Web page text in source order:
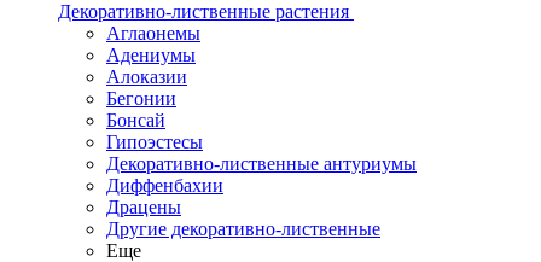
Декоративно-лиственные растения
Аглаонемы
Адениумы
Алоказии
Бегонии
Бонсай
Гипоэстесы
Декоративно-лиственные антуриумы
Диффенбахии
Драцены
Другие декоративно-лиственные
Еще